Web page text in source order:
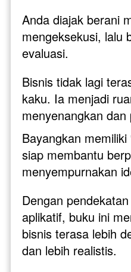
Anda diajak berani
mengeksekusi, lalu
evaluasi.
Bisnis tidak lagi
kaku. Ia menjadi
menyenangkan
Bayangkan memiliki
siap membantu
menyempurnakan
Dengan
aplikatif, buku ini
bisnis terasa lebih
dan lebih realistis.